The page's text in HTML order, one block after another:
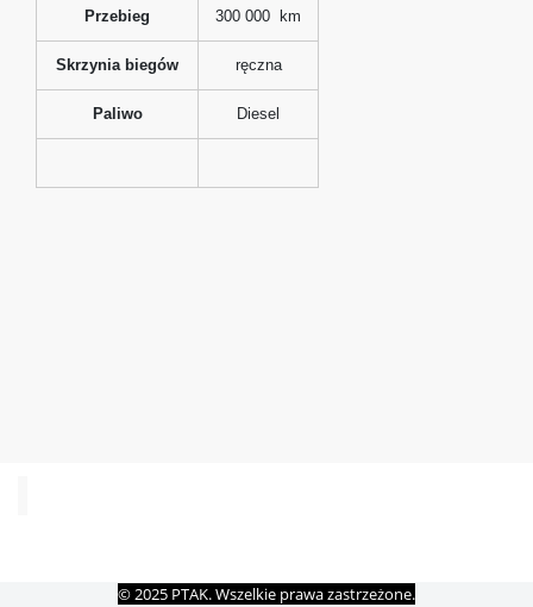
Przebieg 300 000 km
Skrzynia biegów ręczna
Paliwo Diesel
© 2025 PTAK. Wszelkie prawa zastrzeżone.